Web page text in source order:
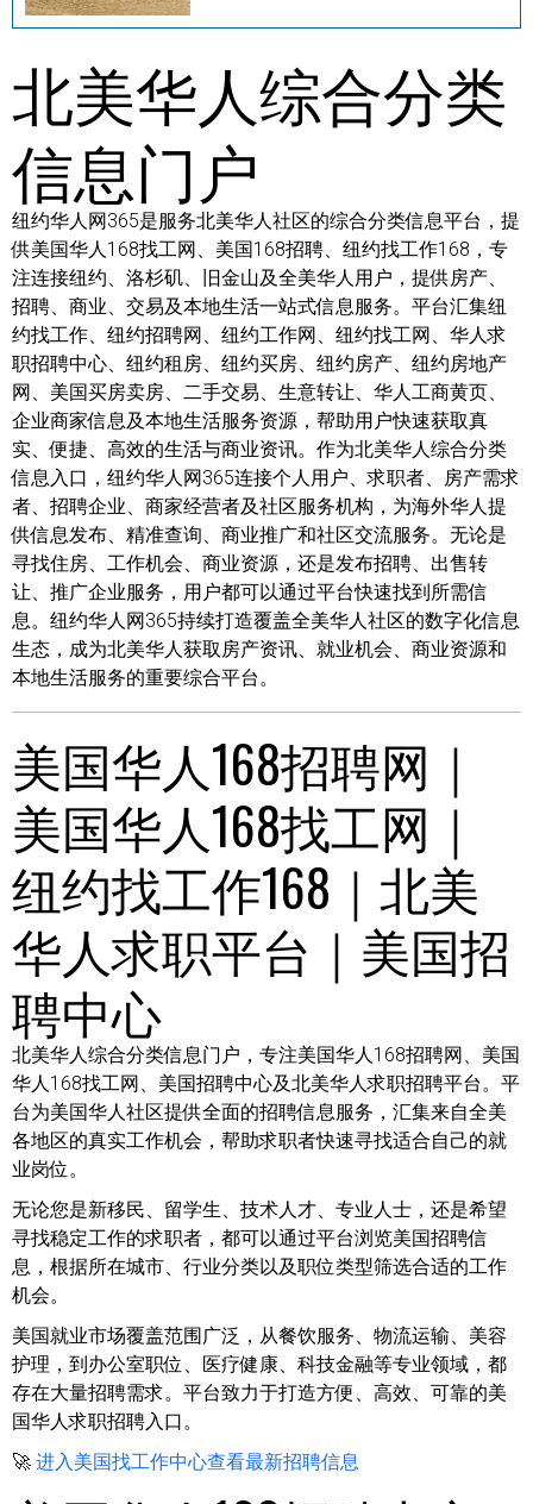
北美华人综合分类
信息门户
纽约华人网365是服务北美华人社区的综合分类信息平台，提
供美国华人168找工网、美国168招聘、纽约找工作168，专
注连接纽约、洛杉矶、旧金山及全美华人用户，提供房产、
招聘、商业、交易及本地生活一站式信息服务。平台汇集纽
约找工作、纽约招聘网、纽约工作网、纽约找工网、华人求
职招聘中心、纽约租房、纽约买房、纽约房产、纽约房地产
网、美国买房卖房、二手交易、生意转让、华人工商黄页、
企业商家信息及本地生活服务资源，帮助用户快速获取真
实、便捷、高效的生活与商业资讯。作为北美华人综合分类
信息入口，纽约华人网365连接个人用户、求职者、房产需求
者、招聘企业、商家经营者及社区服务机构，为海外华人提
供信息发布、精准查询、商业推广和社区交流服务。无论是
寻找住房、工作机会、商业资源，还是发布招聘、出售转
让、推广企业服务，用户都可以通过平台快速找到所需信
息。纽约华人网365持续打造覆盖全美华人社区的数字化信息
生态，成为北美华人获取房产资讯、就业机会、商业资源和
本地生活服务的重要综合平台。
美国华人168招聘网｜
美国华人168找工网｜
纽约找工作168｜北美
华人求职平台｜美国招
聘中心
北美华人综合分类信息门户，专注美国华人168招聘网、美国
华人168找工网、美国招聘中心及北美华人求职招聘平台。平
台为美国华人社区提供全面的招聘信息服务，汇集来自全美
各地区的真实工作机会，帮助求职者快速寻找适合自己的就
业岗位。
无论您是新移民、留学生、技术人才、专业人士，还是希望
寻找稳定工作的求职者，都可以通过平台浏览美国招聘信
息，根据所在城市、行业分类以及职位类型筛选合适的工作
机会。
美国就业市场覆盖范围广泛，从餐饮服务、物流运输、美容
护理，到办公室职位、医疗健康、科技金融等专业领域，都
存在大量招聘需求。平台致力于打造方便、高效、可靠的美
国华人求职招聘入口。
🚀 进入美国找工作中心查看最新招聘信息